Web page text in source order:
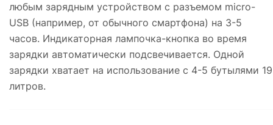
любым зарядным устройством с разъемом micro-
USB (например, от обычного смартфона) на 3-5
часов. Индикаторная лампочка-кнопка во время
зарядки автоматически подсвечивается. Одной
зарядки хватает на использование с 4-5 бутылями 19
литров.